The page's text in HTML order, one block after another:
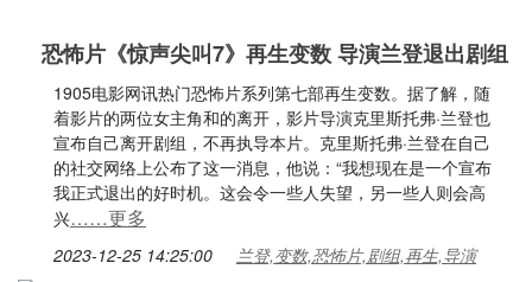
恐怖片《惊声尖叫7》再生变数 导演兰登退出剧组
1905电影网讯热门恐怖片系列第七部再生变数。据了解，随
着影片的两位女主角和的离开，影片导演克里斯托弗·兰登也
宣布自己离开剧组，不再执导本片。克里斯托弗·兰登在自己
的社交网络上公布了这一消息，他说：“我想现在是一个宣布
我正式退出的好时机。这会令一些人失望，另一些人则会高
兴……更多
2023-12-25 14:25:00 兰登,变数,恐怖片,剧组,再生,导演